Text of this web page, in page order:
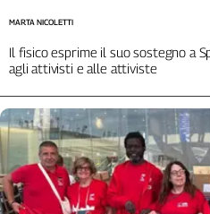
Il fisico esprime il suo sostegno a
agli attivisti e alle attiviste
MARTA NICOLETTI